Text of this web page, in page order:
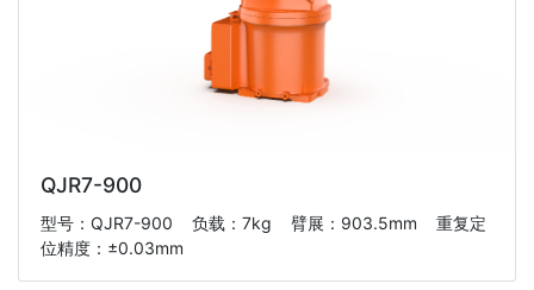
QJR7-900
型号：QJR7-900 负载：7kg 臂展：903.5mm 重复定
位精度：±0.03mm